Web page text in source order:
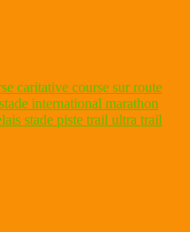
caritative course sur route
international marathon
stade piste trail ultra trail